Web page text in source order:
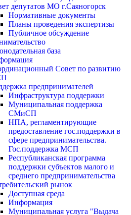
депутатов МО г.Саяногорск
Нормативные документы
Планы проведения экспертизы
Публичное обсуждение
база
Совет по развитию
предпринимателей
Инфраструктура поддержки
Муниципальная поддержка
СМиСП
НПА, регламентирующие
предоставление гос.поддержки в
сфере предпринимательства.
Гос.поддержка МСП
Республиканская программа
поддержки субъектов малого и
среднего предпринимательства
рынок
Доступная среда
Информация
Муниципальная услуга "Выдача